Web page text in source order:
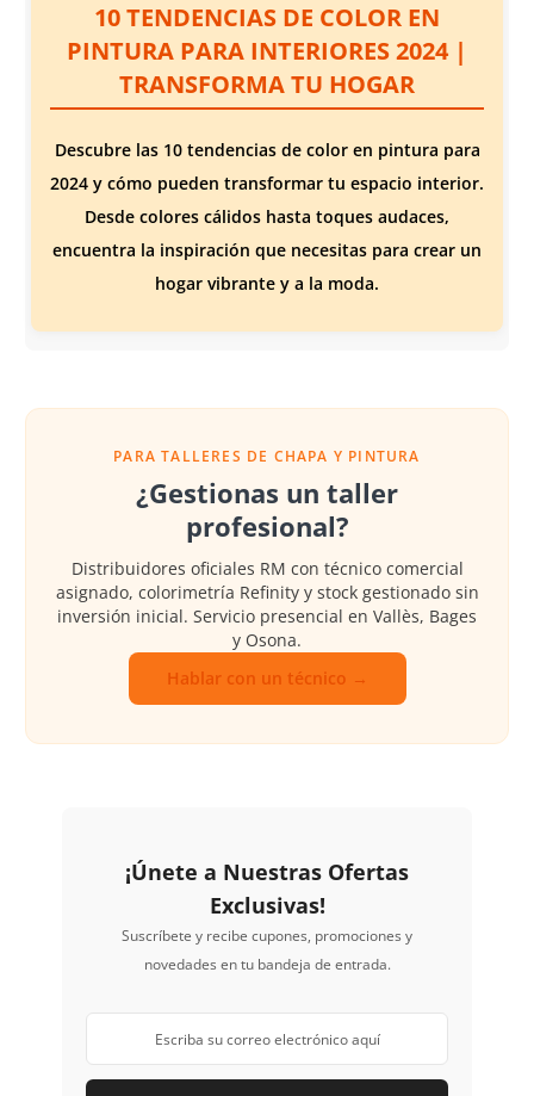
10 TENDENCIAS DE COLOR EN
PINTURA PARA INTERIORES 2024 |
TRANSFORMA TU HOGAR
Descubre las 10 tendencias de color en pintura para
2024 y cómo pueden transformar tu espacio interior.
Desde colores cálidos hasta toques audaces,
encuentra la inspiración que necesitas para crear un
hogar vibrante y a la moda.
PARA TALLERES DE CHAPA Y PINTURA
¿Gestionas un taller
profesional?
Distribuidores oficiales RM con técnico comercial
asignado, colorimetría Refinity y stock gestionado sin
inversión inicial. Servicio presencial en Vallès, Bages
y Osona.
Hablar con un técnico →
¡Únete a Nuestras Ofertas
Exclusivas!
Suscríbete y recibe cupones, promociones y
novedades en tu bandeja de entrada.